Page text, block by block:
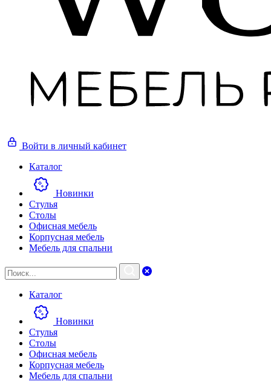
Войти в личный кабинет
Каталог
Новинки
Стулья
Столы
Офисная мебель
Корпусная мебель
Мебель для спальни
Каталог
Новинки
Стулья
Столы
Офисная мебель
Корпусная мебель
Мебель для спальни